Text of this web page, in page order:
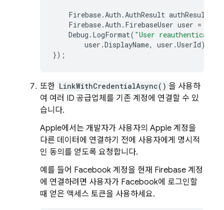
Firebase.Auth .AuthResult authResult
Firebase.Auth . FirebaseUser user =
Debug . LogFormat( "User
user .DisplayName, user .UserId);
});
또한 LinkWithCredentialAsync() 을 사용하
여 여러 ID 공급업체를 기존 계정에 연결할 수 있
습니다.
Apple에서는 개발자가 사용자의 Apple 계정을
다른 데이터에 연결하기 전에 사용자에게 명시적
인 동의를 얻도록 요청합니다.
예를 들어 Facebook 계정을 현재 Firebase 계정
에 연결하려면 사용자가 Facebook에 로그인할
때 얻은 액세스 토큰을 사용하세요.